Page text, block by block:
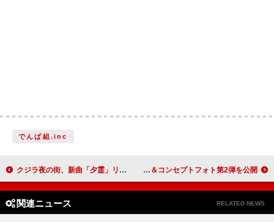
でんぱ組.inc
クジラ夜の街、新曲「夕霊」リリース決定 TOMORROW X TOGETHER、清涼感のある「Love Language」ハイライトダンス＆コンセプトフォト第2弾を公開
関連ニュース RELATED NEWS